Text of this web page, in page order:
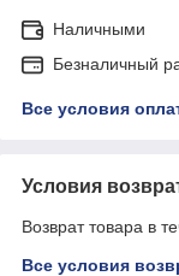
Наличными
Безналичный
Все условия
Условия
Возврат товара в
Все условия